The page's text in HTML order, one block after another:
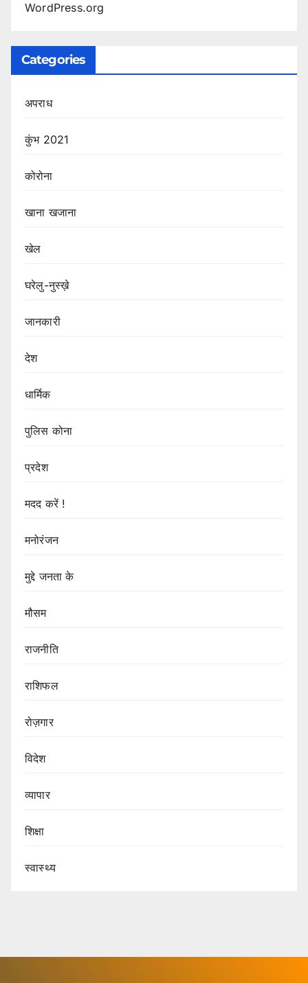
WordPress.org
Categories
अपराध
कुंभ 2021
कोरोना
खाना खजाना
खेल
घरेलु-नुस्ख़े
जानकारी
देश
धार्मिक
पुलिस कोना
प्रदेश
मदद करें !
मनोरंजन
मुद्दे जनता के
मौसम
राजनीति
राशिफल
रोज़गार
विदेश
व्यापार
शिक्षा
स्वास्थ्य